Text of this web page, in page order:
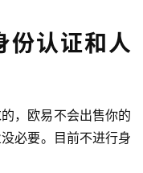
份认证和人
，欧易不会出售你的
必要。目前不进行身